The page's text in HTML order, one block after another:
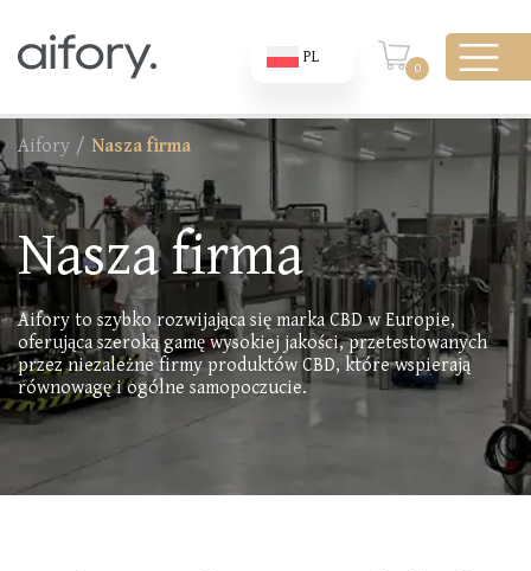
PL
0
Aifory / Nasza firma
Nasza firma
Aifory to szybko rozwijająca się marka CBD w Europie,
oferująca szeroką gamę wysokiej jakości, przetestowanych
przez niezależne firmy produktów CBD, które wspierają
równowagę i ogólne samopoczucie.